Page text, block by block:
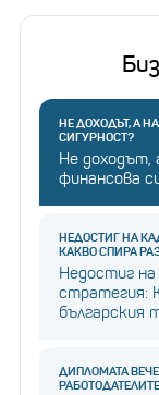
НЕ ДОХОДЪТ, А
СИГУРНОСТ?
Не доходът,
финансова
НЕДОСТИГ НА
КАКВО СПИРА
Недостиг на
стратегия:
българския
ДИПЛОМАТА